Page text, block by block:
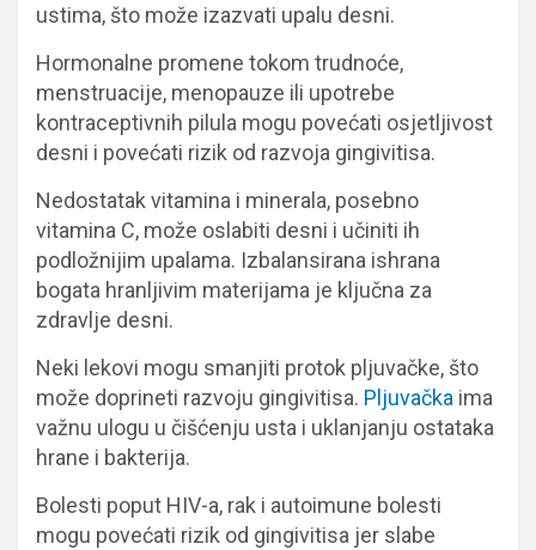
ustima, što može izazvati upalu desni.
Hormonalne promene tokom trudnoće,
menstruacije, menopauze ili upotrebe
kontraceptivnih pilula mogu povećati osjetljivost
desni i povećati rizik od razvoja gingivitisa.
Nedostatak vitamina i minerala, posebno
vitamina C, može oslabiti desni i učiniti ih
podložnijim upalama. Izbalansirana ishrana
bogata hranljivim materijama je ključna za
zdravlje desni.
Neki lekovi mogu smanjiti protok pljuvačke, što
može doprineti razvoju gingivitisa. Pljuvačka ima
važnu ulogu u čišćenju usta i uklanjanju ostataka
hrane i bakterija.
Bolesti poput HIV-a, rak i autoimune bolesti
mogu povećati rizik od gingivitisa jer slabe